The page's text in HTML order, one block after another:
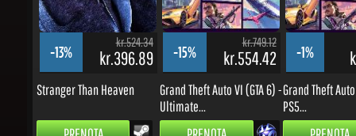
-13%
kr.524.34
kr.396.89
Stranger Than Heaven
PRENOTA
-15%
kr.749.12
kr.554.42
Grand Theft Auto VI (GTA 6) -
Ultimate...
PRENOTA
-1%
Grand Theft Auto
PS5...
PRENOTA